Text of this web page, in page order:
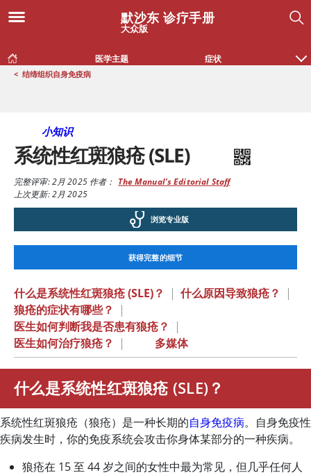
默沙东 诊疗手册
大众版
医学主题 症状
< 结缔组织自身免疫病
小知识
系统性红斑狼疮 (SLE)
完整评审:2月 2025作者： The Manual's Editorial Staff
上次更新: 2月 2025
浏览专业版
获得完整的细节
什么是系统性红斑狼疮 (SLE)？ | 什么原因导致狼疮？
|
狼疮的症状有哪些？
|
医生如何判断我是否患有狼疮？
|
医生如何治疗狼疮？
| 多媒体
什么是系统性红斑狼疮 (SLE)？
系统性红斑狼疮（狼疮）是一种长期的自身免疫病。自身免疫性
疾病发生时，你的免疫系统会攻击你身体某部分的一种疾病。
狼疮在 15 至 44 岁之间的女性中最为常见，但几乎任何人